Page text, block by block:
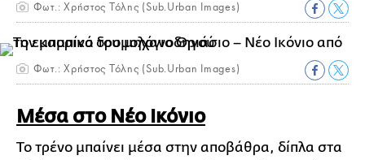
Φωτ.: Χρήστος Τόλης (Sub.Urban Images)
Φωτ.: Χρήστος Τόλης (Sub.Urban Images)
Μέσα στο Νέο Ικόνιο
Το τρένο μπαίνει μέσα στην αποβάθρα, δίπλα στα